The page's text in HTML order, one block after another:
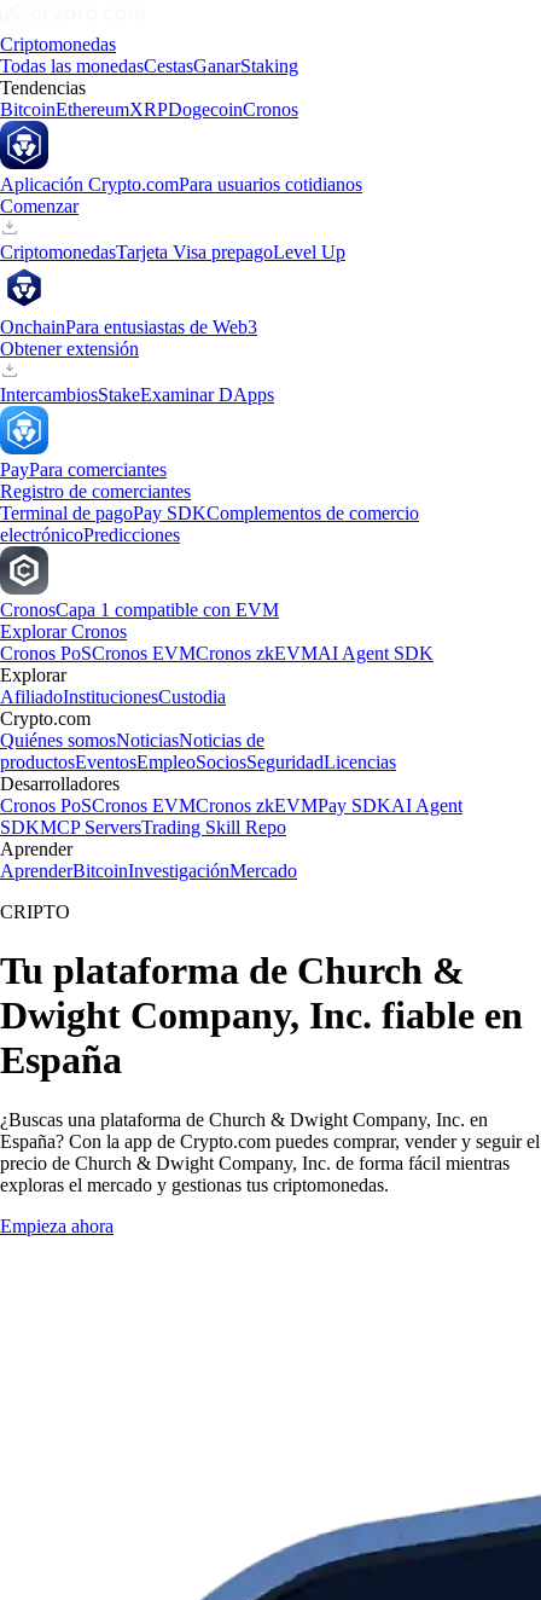
Criptomonedas
Todas las monedasCestasGanarStaking
Tendencias
BitcoinEthereumXRPDogecoinCronos
Aplicación Crypto.comPara usuarios cotidianos
Comenzar
CriptomonedasTarjeta Visa prepagoLevel Up
OnchainPara entusiastas de Web3
Obtener extensión
IntercambiosStakeExaminar DApps
PayPara comerciantes
Registro de comerciantes
Terminal de pagoPay SDKComplementos de comercio
electrónicoPredicciones
CronosCapa 1 compatible con EVM
Explorar Cronos
Cronos PoSCronos EVMCronos zkEVMAI Agent SDK
Explorar
AfiliadoInstitucionesCustodia
Crypto.com
Quiénes somosNoticiasNoticias de
productosEventosEmpleoSociosSeguridadLicencias
Desarrolladores
Cronos PoSCronos EVMCronos zkEVMPay SDKAI Agent
SDKMCP ServersTrading Skill Repo
Aprender
AprenderBitcoinInvestigaciónMercado
CRIPTO
Tu plataforma de Church &
Dwight Company, Inc. fiable en
España
¿Buscas una plataforma de Church & Dwight Company, Inc. en
España? Con la app de Crypto.com puedes comprar, vender y seguir el
precio de Church & Dwight Company, Inc. de forma fácil mientras
exploras el mercado y gestionas tus criptomonedas.
Empieza ahora